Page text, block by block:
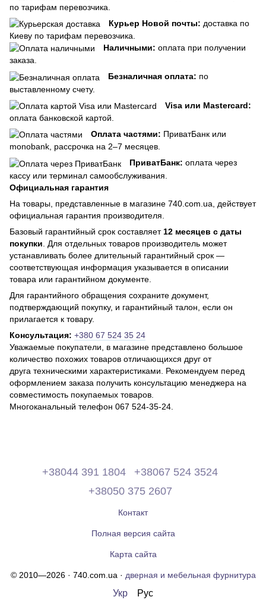
по тарифам перевозчика.
Курьер Новой почты: доставка по
Киеву по тарифам перевозчика.
Наличными: оплата при получении
заказа.
Безналичная оплата: по
выставленному счету.
Visa или Mastercard:
оплата банковской картой.
Оплата частями: ПриватБанк или
monobank, рассрочка на 2–7 месяцев.
ПриватБанк: оплата через
кассу или терминал самообслуживания.
Официальная гарантия
На товары, представленные в магазине 740.com.ua, действует
официальная гарантия производителя.
Базовый гарантийный срок составляет 12 месяцев с даты
покупки . Для отдельных товаров производитель может
устанавливать более длительный гарантийный срок —
соответствующая информация указывается в описании
товара или гарантийном документе.
Для гарантийного обращения сохраните документ,
подтверждающий покупку, и гарантийный талон, если он
прилагается к товару.
Консультация: +380 67 524 35 24
Уважаемые покупатели, в магазине представлено большое
количество похожих товаров отличающихся друг от
друга техническими характеристиками. Рекомендуем перед
оформлением заказа получить консультацию менеджера на
совместимость покупаемых товаров.
Многоканальный телефон 067 524-35-24.
+38044 391 1804
+38067 524 3524
+38050 375 2607
Контакт
Полная версия сайта
Карта сайта
© 2010—2026 · 740.com.ua · дверная и мебельная фурнитура
Укр Рус